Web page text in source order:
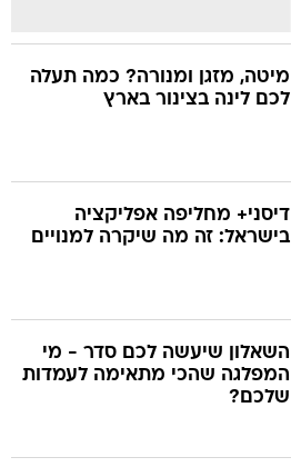
מיטה, מזגן ומנורה? כמה תעלה
לכם לינה בצינור בארץ
דיסני+ מחליפה אפליקציה
בישראל: זה מה שיקרה למנויים
השאלון שיעשה לכם סדר - מי
המפלגה שהכי מתאימה לעמדות
שלכם?